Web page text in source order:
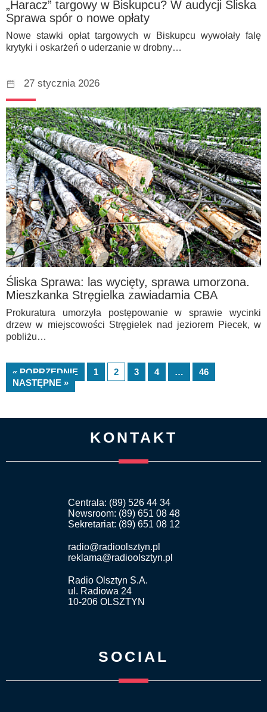
„Haracz” targowy w Biskupcu? W audycji Śliska
Sprawa spór o nowe opłaty
Nowe stawki opłat targowych w Biskupcu wywołały falę
krytyki i oskarżeń o uderzanie w drobny…
27 stycznia 2026
Śliska Sprawa: las wycięty, sprawa umorzona.
Mieszkanka Stręgielka zawiadamia CBA
Prokuratura umorzyła postępowanie w sprawie wycinki
drzew w miejscowości Stręgielek nad jeziorem Piecek, w
pobliżu…
« POPRZEDNIE 1 2 3 4 …
46
NASTĘPNE »
KONTAKT
Centrala: (89) 526 44 34
Newsroom: (89) 651 08 48
Sekretariat: (89) 651 08 12
radio@radioolsztyn.pl
reklama@radioolsztyn.pl
Radio Olsztyn S.A.
ul. Radiowa 24
10-206 OLSZTYN
SOCIAL